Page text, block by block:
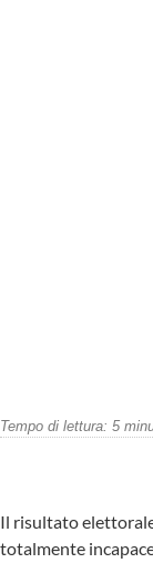
Tempo di lettura: 5
Il risultato
totalmente